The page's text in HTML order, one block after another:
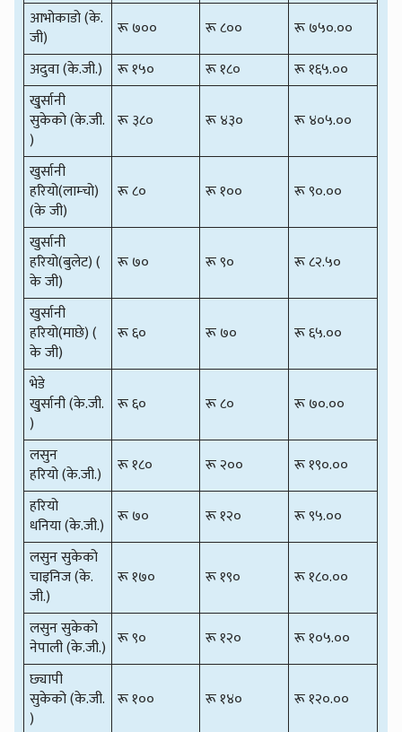
आभोकाडो (के.
जी)
रू ७०० रू ८००
रू ७५०.००
अदुवा (के.जी.)
रू १५० रू १८०
रू १६५.००
खु्र्सानी
सुकेको (के.जी.
)
रू ३८० रू ४३० रू ४०५.००
खुर्सानी
हरियो(लाम्चो)
(के जी)
रू ८० रू १०० रू ९०.००
खुर्सानी
हरियो(बुलेट) (
के जी)
रू ७० रू ९० रू ८२.५०
खुर्सानी
हरियो(माछे) (
के जी)
रू ६० रू ७० रू ६५.००
भेडे
खु्र्सानी (के.जी.
)
रू ६० रू ८० रू ७०.००
लसुन
हरियो (के.जी.)
रू १८० रू २००
रू १९०.००
हरियो
धनिया (के.जी.) रू ७० रू १२०
रू ९५.००
लसुन सुकेको
चाइनिज (के.
जी.)
रू १७० रू १९० रू १८०.००
लसुन सुकेको
नेपाली (के.जी.) रू ९० रू १२०
रू १०५.००
छ्यापी
सुकेको (के.जी.
)
रू १०० रू १४० रू १२०.००